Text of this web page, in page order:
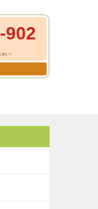
902
さい！